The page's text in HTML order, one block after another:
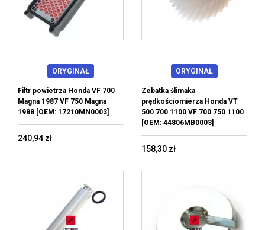
ORYGINAŁ
Filtr powietrza Honda VF 700
Magna 1987 VF 750 Magna
1988 [OEM: 17210MN0003]
240,94 zł
ORYGINAŁ
Zebatka ślimaka
prędkościomierza Honda VT
500 700 1100 VF 700 750 1100
[OEM: 44806MB0003]
158,30 zł